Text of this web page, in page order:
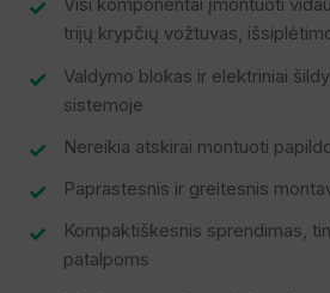
Visi komponentai įmontuoti
trijų krypčių vožtuvas,
Valdymo blokas ir elektriniai
sistemoje
Nereikia atskirai montuoti
Paprastesnis ir greitesnis
Kompaktiškesnis sprendimas,
patalpoms